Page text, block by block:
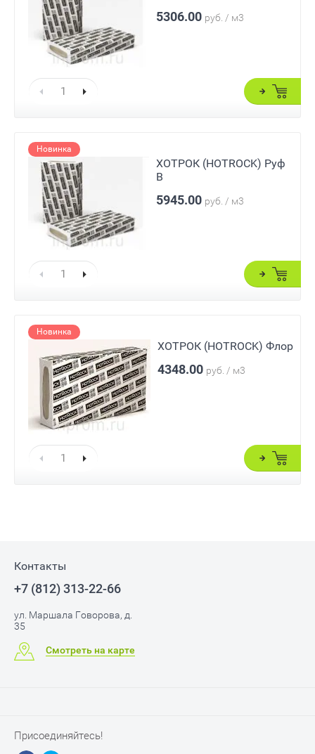
5306.00 руб. / м3
Новинка
ХОТРОК (HOTROCK) Руф
В
5945.00 руб. / м3
Новинка
ХОТРОК (HOTROCK) Флор
4348.00 руб. / м3
Контакты
+7 (812) 313-22-66
ул. Маршала Говорова, д.
35
Смотреть на карте
Присоединяйтесь!